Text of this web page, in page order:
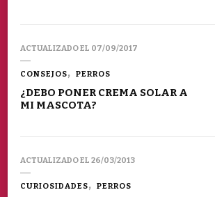
ACTUALIZADO EL 07/09/2017
CONSEJOS PERROS
¿DEBO PONER CREMA SOLAR A
MI MASCOTA?
ACTUALIZADO EL 26/03/2013
CURIOSIDADES PERROS